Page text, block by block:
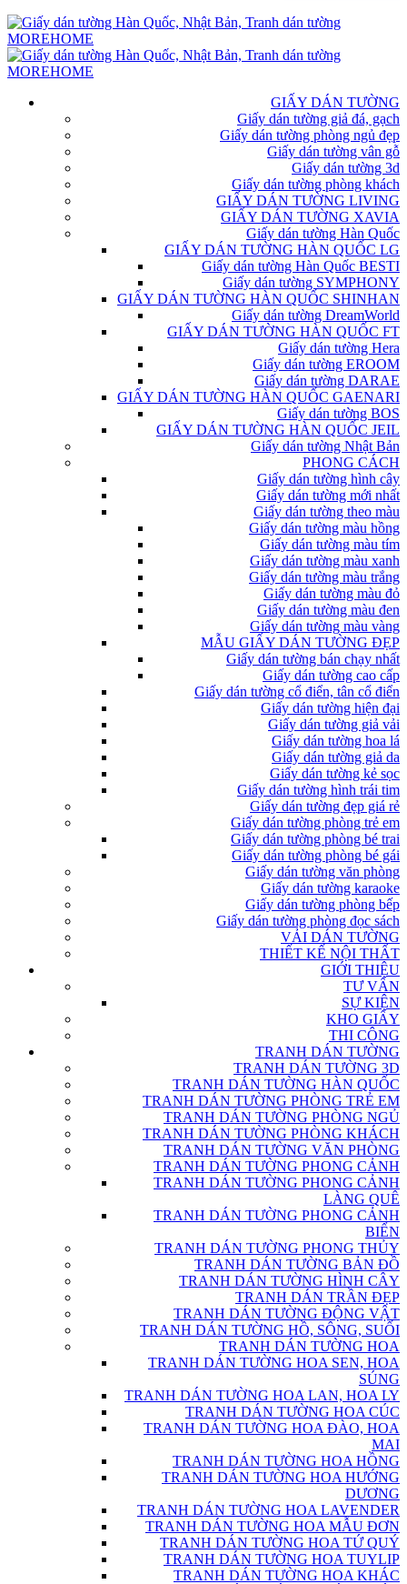
GIẤY DÁN TƯỜNG
Giấy dán tường giả đá, gạch
Giấy dán tường phòng ngủ đẹp
Giấy dán tường vân gỗ
Giấy dán tường 3d
Giấy dán tường phòng khách
GIẤY DÁN TƯỜNG LIVING
GIẤY DÁN TƯỜNG XAVIA
Giấy dán tường Hàn Quốc
GIẤY DÁN TƯỜNG HÀN QUỐC LG
Giấy dán tường Hàn Quốc BESTI
Giấy dán tường SYMPHONY
GIẤY DÁN TƯỜNG HÀN QUỐC SHINHAN
Giấy dán tường DreamWorld
GIẤY DÁN TƯỜNG HÀN QUỐC FT
Giấy dán tường Hera
Giấy dán tường EROOM
Giấy dán tường DARAE
GIẤY DÁN TƯỜNG HÀN QUỐC GAENARI
Giấy dán tường BOS
GIẤY DÁN TƯỜNG HÀN QUỐC JEIL
Giấy dán tường Nhật Bản
PHONG CÁCH
Giấy dán tường hình cây
Giấy dán tường mới nhất
Giấy dán tường theo màu
Giấy dán tường màu hồng
Giấy dán tường màu tím
Giấy dán tường màu xanh
Giấy dán tường màu trắng
Giấy dán tường màu đỏ
Giấy dán tường màu đen
Giấy dán tường màu vàng
MẪU GIẤY DÁN TƯỜNG ĐẸP
Giấy dán tường bán chạy nhất
Giấy dán tường cao cấp
Giấy dán tường cổ điển, tân cổ điển
Giấy dán tường hiện đại
Giấy dán tường giả vải
Giấy dán tường hoa lá
Giấy dán tường giả da
Giấy dán tường kẻ sọc
Giấy dán tường hình trái tim
Giấy dán tường đẹp giá rẻ
Giấy dán tường phòng trẻ em
Giấy dán tường phòng bé trai
Giấy dán tường phòng bé gái
Giấy dán tường văn phòng
Giấy dán tường karaoke
Giấy dán tường phòng bếp
Giấy dán tường phòng đọc sách
VẢI DÁN TƯỜNG
THIẾT KẾ NỘI THẤT
GIỚI THIỆU
TƯ VẤN
SỰ KIỆN
KHO GIẤY
THI CÔNG
TRANH DÁN TƯỜNG
TRANH DÁN TƯỜNG 3D
TRANH DÁN TƯỜNG HÀN QUỐC
TRANH DÁN TƯỜNG PHÒNG TRẺ EM
TRANH DÁN TƯỜNG PHÒNG NGỦ
TRANH DÁN TƯỜNG PHÒNG KHÁCH
TRANH DÁN TƯỜNG VĂN PHÒNG
TRANH DÁN TƯỜNG PHONG CẢNH
TRANH DÁN TƯỜNG PHONG CẢNH
LÀNG QUÊ
TRANH DÁN TƯỜNG PHONG CẢNH
BIỂN
TRANH DÁN TƯỜNG PHONG THỦY
TRANH DÁN TƯỜNG BẢN ĐỒ
TRANH DÁN TƯỜNG HÌNH CÂY
TRANH DÁN TRẦN ĐẸP
TRANH DÁN TƯỜNG ĐỘNG VẬT
TRANH DÁN TƯỜNG HỒ, SÔNG, SUỐI
TRANH DÁN TƯỜNG HOA
TRANH DÁN TƯỜNG HOA SEN, HOA
SÚNG
TRANH DÁN TƯỜNG HOA LAN, HOA LY
TRANH DÁN TƯỜNG HOA CÚC
TRANH DÁN TƯỜNG HOA ĐÀO, HOA
MAI
TRANH DÁN TƯỜNG HOA HỒNG
TRANH DÁN TƯỜNG HOA HƯỚNG
DƯƠNG
TRANH DÁN TƯỜNG HOA LAVENDER
TRANH DÁN TƯỜNG HOA MẪU ĐƠN
TRANH DÁN TƯỜNG HOA TỨ QUÝ
TRANH DÁN TƯỜNG HOA TUYLIP
TRANH DÁN TƯỜNG HOA KHÁC